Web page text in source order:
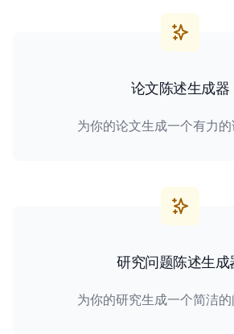
论文陈述生成器
为你的论文生成一个有力
研究问题陈述生成
为你的研究生成一个简洁